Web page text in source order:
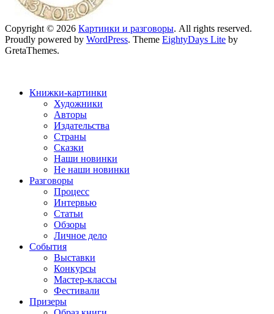
Copyright © 2026 Картинки и разговоры. All rights reserved.
Proudly powered by WordPress. Theme EightyDays Lite by
GretaThemes.
Книжки-картинки
Художники
Авторы
Издательства
Страны
Сказки
Наши новинки
Не наши новинки
Разговоры
Процесс
Интервью
Статьи
Обзоры
Личное дело
События
Выставки
Конкурсы
Мастер-классы
Фестивали
Призеры